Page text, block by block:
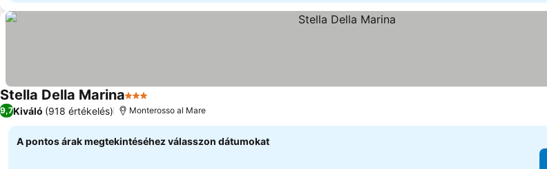
Stella Della Marina3 Kategória
9,7Kiváló (918 értékelés) Monterosso al Mare
A pontos árak megtekintéséhez válasszon dátumokat